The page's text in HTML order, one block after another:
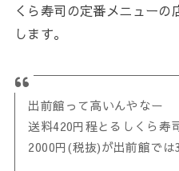
くら寿司の定番メニュー
します。
出前館って高いんやなー
送料420円程とるしくら寿
2000円(税抜)が出前館では